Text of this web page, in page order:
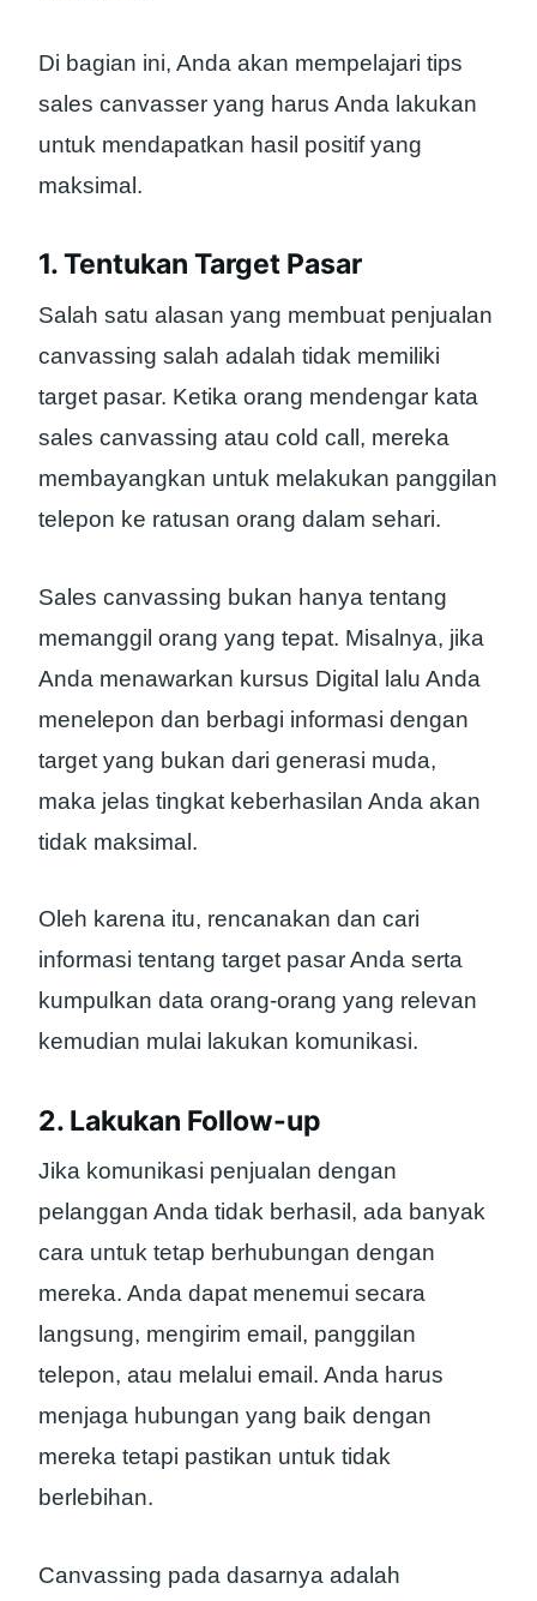
Di bagian ini, Anda akan mempelajari tips
sales canvasser yang harus Anda lakukan
untuk mendapatkan hasil positif yang
maksimal.
1. Tentukan Target Pasar
Salah satu alasan yang membuat penjualan
canvassing salah adalah tidak memiliki
target pasar. Ketika orang mendengar kata
sales canvassing atau cold call, mereka
membayangkan untuk melakukan panggilan
telepon ke ratusan orang dalam sehari.
Sales canvassing bukan hanya tentang
memanggil orang yang tepat. Misalnya, jika
Anda menawarkan kursus Digital lalu Anda
menelepon dan berbagi informasi dengan
target yang bukan dari generasi muda,
maka jelas tingkat keberhasilan Anda akan
tidak maksimal.
Oleh karena itu, rencanakan dan cari
informasi tentang target pasar Anda serta
kumpulkan data orang-orang yang relevan
kemudian mulai lakukan komunikasi.
2. Lakukan Follow-up
Jika komunikasi penjualan dengan
pelanggan Anda tidak berhasil, ada banyak
cara untuk tetap berhubungan dengan
mereka. Anda dapat menemui secara
langsung, mengirim email, panggilan
telepon, atau melalui email. Anda harus
menjaga hubungan yang baik dengan
mereka tetapi pastikan untuk tidak
berlebihan.
Canvassing pada dasarnya adalah